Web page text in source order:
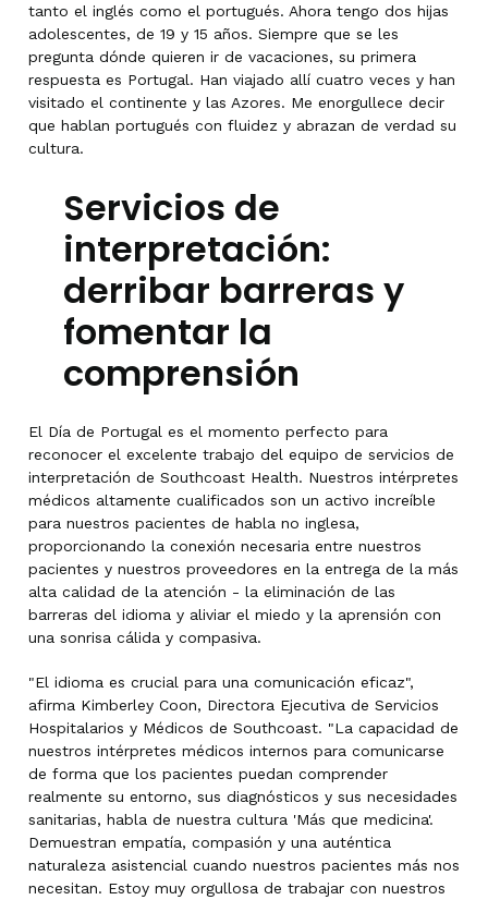
tanto el inglés como el portugués. Ahora tengo dos hijas
adolescentes, de 19 y 15 años. Siempre que se les
pregunta dónde quieren ir de vacaciones, su primera
respuesta es Portugal. Han viajado allí cuatro veces y han
visitado el continente y las Azores. Me enorgullece decir
que hablan portugués con fluidez y abrazan de verdad su
cultura.
Servicios de
interpretación:
derribar barreras y
fomentar la
comprensión
El Día de Portugal es el momento perfecto para
reconocer el excelente trabajo del equipo de servicios de
interpretación de Southcoast Health. Nuestros intérpretes
médicos altamente cualificados son un activo increíble
para nuestros pacientes de habla no inglesa,
proporcionando la conexión necesaria entre nuestros
pacientes y nuestros proveedores en la entrega de la más
alta calidad de la atención - la eliminación de las
barreras del idioma y aliviar el miedo y la aprensión con
una sonrisa cálida y compasiva.
"El idioma es crucial para una comunicación eficaz",
afirma Kimberley Coon, Directora Ejecutiva de Servicios
Hospitalarios y Médicos de Southcoast. "La capacidad de
nuestros intérpretes médicos internos para comunicarse
de forma que los pacientes puedan comprender
realmente su entorno, sus diagnósticos y sus necesidades
sanitarias, habla de nuestra cultura 'Más que medicina'.
Demuestran empatía, compasión y una auténtica
naturaleza asistencial cuando nuestros pacientes más nos
necesitan. Estoy muy orgullosa de trabajar con nuestros